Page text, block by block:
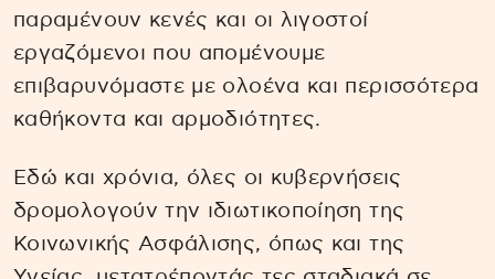
παραμένουν κενές και οι λιγοστοί
εργαζόμενοι που απομένουμε
επιβαρυνόμαστε με ολοένα και περισσότερα
καθήκοντα και αρμοδιότητες.
Εδώ και χρόνια, όλες οι κυβερνήσεις
δρομολογούν την ιδιωτικοποίηση της
Κοινωνικής Ασφάλισης, όπως και της